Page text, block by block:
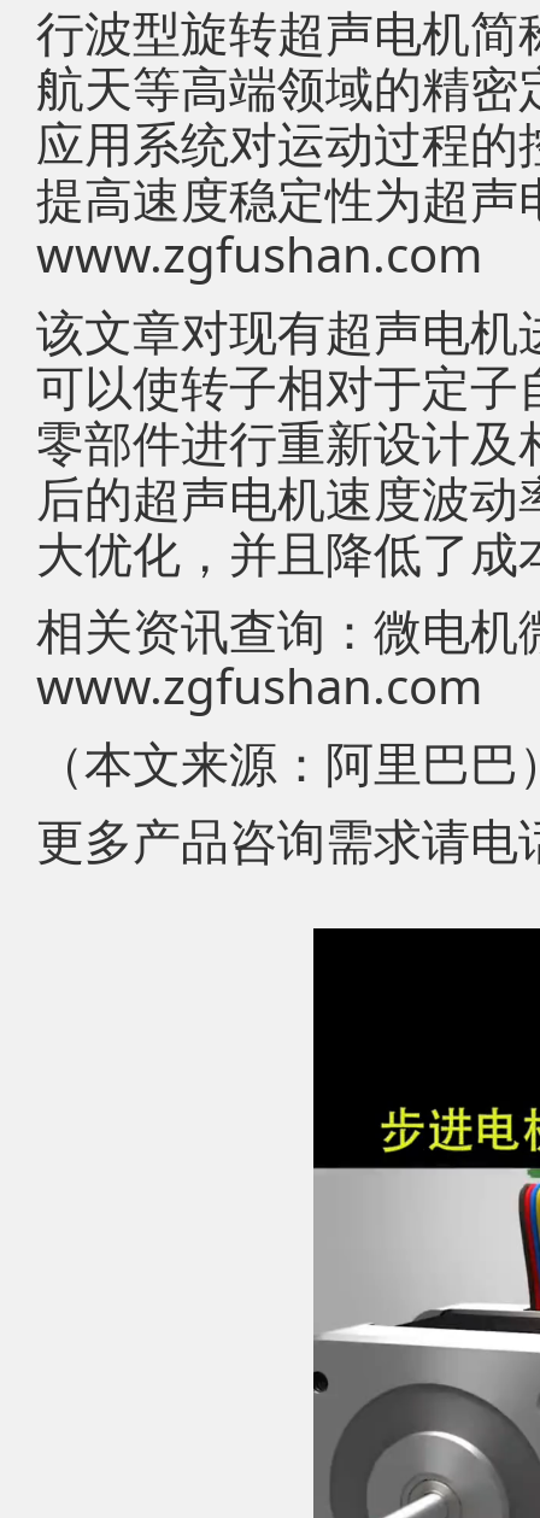
行波型旋转超声电机
航天等高端领域的精
应用系统对运动过程
提高速度稳定性为超
www.zgfushan.com
该文章对现有超声电
可以使转子相对于定
零部件进行重新设计
后的超声电机速度波
大优化，并且降低了
相关资讯查询：微电机
www.zgfushan.com
（本文来源：阿里巴巴
更多产品咨询需求请